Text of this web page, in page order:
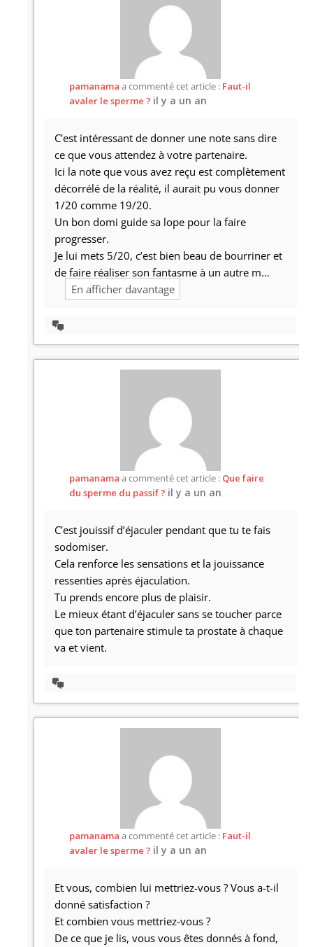
pamanama a commenté cet article : Faut-il
avaler le sperme ? il y a un an
C’est intéressant de donner une note sans dire
ce que vous attendez à votre partenaire.
Ici la note que vous avez reçu est complètement
décorrélé de la réalité, il aurait pu vous donner
1/20 comme 19/20.
Un bon domi guide sa lope pour la faire
progresser.
Je lui mets 5/20, c’est bien beau de bourriner et
de faire réaliser son fantasme à un autre m…
En afficher davantage
pamanama a commenté cet article : Que faire
du sperme du passif ? il y a un an
C’est jouissif d’éjaculer pendant que tu te fais
sodomiser.
Cela renforce les sensations et la jouissance
ressenties après éjaculation.
Tu prends encore plus de plaisir.
Le mieux étant d’éjaculer sans se toucher parce
que ton partenaire stimule ta prostate à chaque
va et vient.
pamanama a commenté cet article : Faut-il
avaler le sperme ? il y a un an
Et vous, combien lui mettriez-vous ? Vous a-t-il
donné satisfaction ?
Et combien vous mettriez-vous ?
De ce que je lis, vous vous êtes donnés à fond,